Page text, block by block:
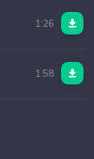
1:26
1:58